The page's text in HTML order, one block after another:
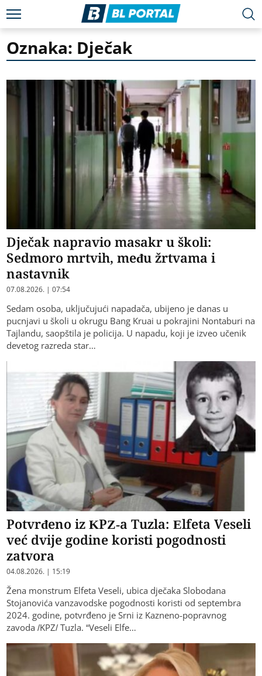
Oznaka: Dječak
Dječak napravio masakr u školi:
Sedmoro mrtvih, među žrtvama i
nastavnik
07.08.2026. | 07:54
Sedam osoba, uključujući napadača, ubijeno je danas u
pucnjavi u školi u okrugu Bang Kruai u pokrajini Nontaburi na
Tajlandu, saopštila je policija. U napadu, koji je izveo učenik
devetog razreda star…
Potvrđeno iz KPZ-a Tuzla: Elfeta Veseli
već dvije godine koristi pogodnosti
zatvora
04.08.2026. | 15:19
Žena monstrum Elfeta Veseli, ubica dječaka Slobodana
Stojanovića vanzavodske pogodnosti koristi od septembra
2024. godine, potvrđeno je Srni iz Kazneno-popravnog
zavoda /KPZ/ Tuzla. “Veseli Elfe…